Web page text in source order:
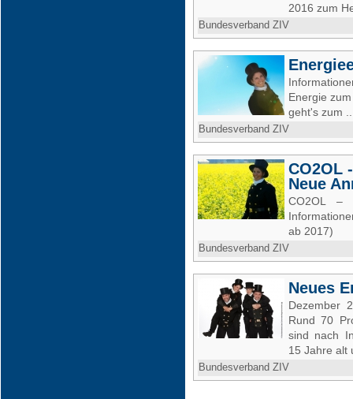
2016 zum
Bundesverband ZIV
Energie
geht's zum
Bundesverband ZIV
CO2OL
Neue
CO2OL
ab 2017)
Bundesverband ZIV
Neues
Dezember
Rund 70
sind nach
15 Jahre alt
Bundesverband ZIV